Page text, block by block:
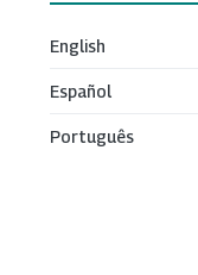
English
Español
Português